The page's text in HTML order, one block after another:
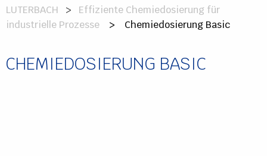
LUTERBACH
Effiziente Chemiedosierung für
industrielle Prozesse > Chemiedosierung Basic
CHEMIEDOSIERUNG BASIC